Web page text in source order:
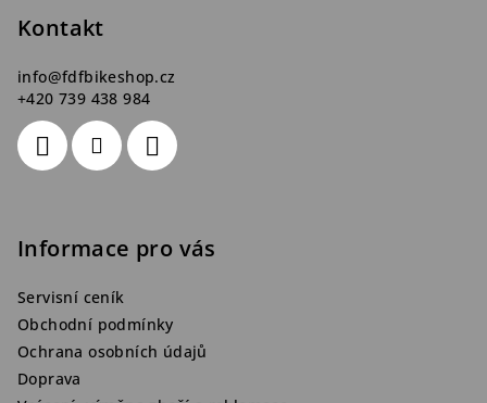
Kontakt
info@fdfbikeshop.cz
+420 739 438 984
Informace pro vás
Servisní ceník
Obchodní podmínky
Ochrana osobních údajů
Doprava